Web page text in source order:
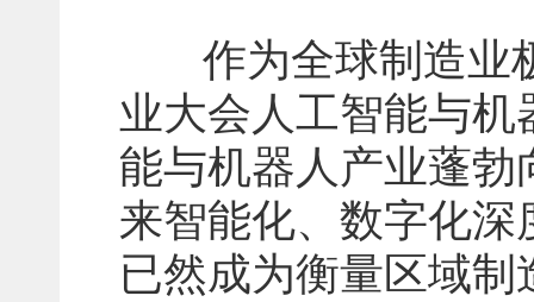
作为全球制造业
业大会人工智能与
能与机器人产业蓬
来智能化、数字化
已然成为衡量区域